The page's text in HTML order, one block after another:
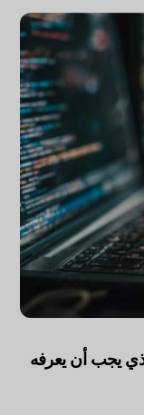
يجب أن يعرفه